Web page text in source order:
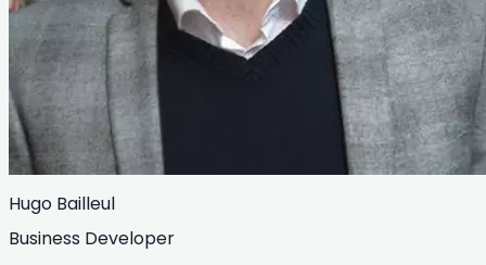
Hugo Bailleul
Business Developer